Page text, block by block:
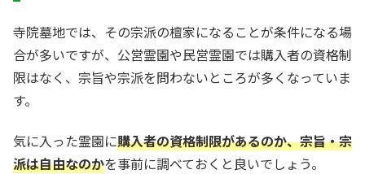
寺院墓地では、その宗派の檀家になることが条件になる場
合が多いですが、公営霊園や民営霊園では購入者の資格制
限はなく、宗旨や宗派を問わないところが多くなっていま
す。
気に入った霊園に購入者の資格制限があるのか、宗旨・宗
派は自由なのかを事前に調べておくと良いでしょう。